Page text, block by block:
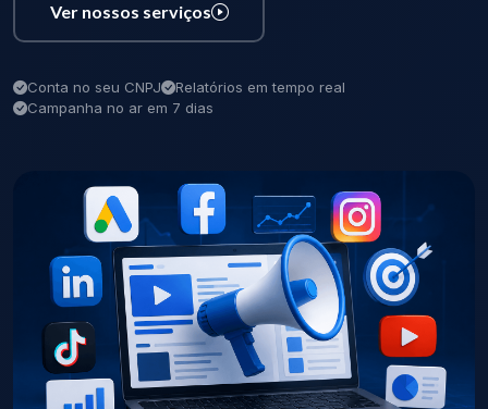
Ver nossos serviços
Conta no seu CNPJ
Relatórios em tempo real
Campanha no ar em 7 dias